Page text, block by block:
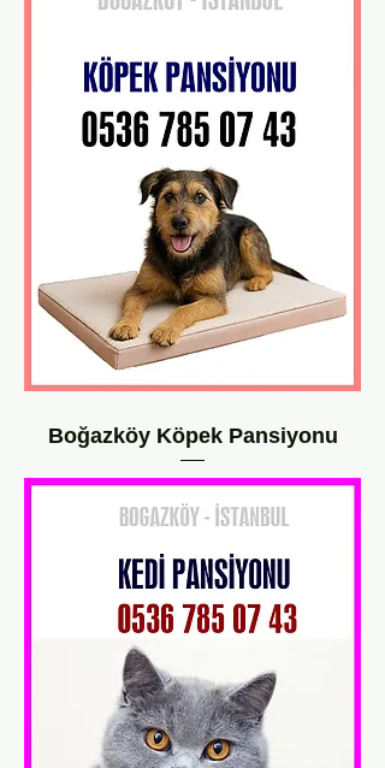
Boğazköy Köpek Pansiyonu